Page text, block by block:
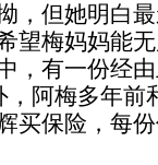
，但她明白
望梅妈妈能
有一份经由
，阿梅多年前
买保险，每